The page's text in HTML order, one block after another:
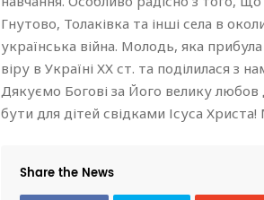
Гнутово, Толаківка та інші села в
українська війна. Молодь, яка
віру в Україні ХХ ст. та поділилася з
Дякуємо Богові за Його велику любов
бути для дітей свідками Ісуса
Share the News